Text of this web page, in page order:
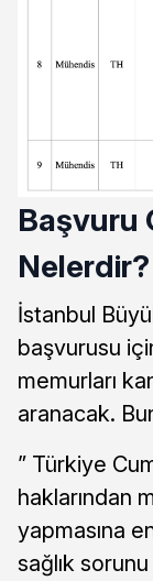
Başvuru
Nelerdir?
İstanbul
başvurusu
memurları
aranacak.
” Türkiye
haklarından
yapmasına
sağlık